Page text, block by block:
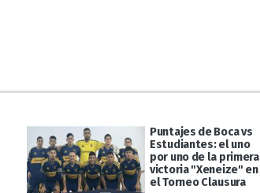
Puntajes de Boca vs
Estudiantes: el uno
por uno de la primera
victoria "Xeneize" en
el Torneo Clausura